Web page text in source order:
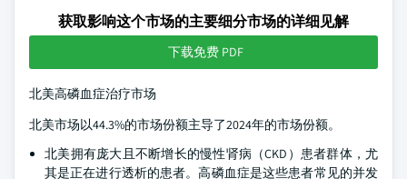
获取影响这个市场的主要细分市场的详细见解
下载免费 PDF
北美高磷血症治疗市场
北美市场以44.3%的市场份额主导了2024年的市场份额。
北美拥有庞大且不断增长的慢性肾病（CKD）患者群体，尤
其是正在进行透析的患者。高磷血症是这些患者常见的并发